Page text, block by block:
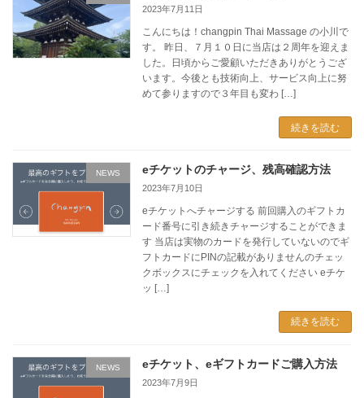
2023年7月11日
こんにちは！changpin Thai Massage の小川で
す。 昨日、７月１０日に当店は２周年を迎えま
した。日頃からご愛顧いただきありがとうござ
います。今後とも技術向上、サービス向上に努
めて参りますので３年目も変わ […]
続きを読む
NEWS eチケットのチャージ、残高確認方法
2023年7月10日
eチケットへチャージする 前回購入のギフトカ
ード番号に引き続きチャージすることができま
す 当店は実物のカードを発行していないのでギ
フトカードにPINの記載がありませんのチェッ
クボックスにチェックを入れてください eチケ
ッ […]
続きを読む
NEWS eチケット、eギフトカードご購入方法
2023年7月9日